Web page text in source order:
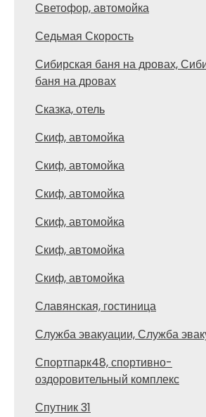
Светофор, автомойка
Седьмая Скорость
Сибирская баня на дровах,
баня на дровах
Сказка, отель
Скиф, автомойка
Скиф, автомойка
Скиф, автомойка
Скиф, автомойка
Скиф, автомойка
Скиф, автомойка
Славянская, гостиница
Служба эвакуации, Служба
Спортпарк48, спортивно-
оздоровительный комплекс
Спутник 31